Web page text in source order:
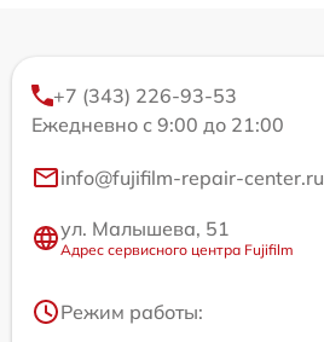
+7 (343) 226-93-53
Ежедневно с 9:00 до 21:00
info@fujifilm-repair-center.ru
ул. Малышева, 51
Адрес сервисного центра Fujifilm
Режим работы: